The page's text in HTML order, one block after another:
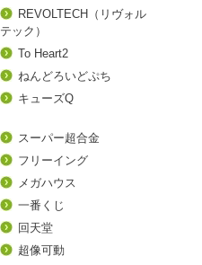
REVOLTECH（リヴォル
テック）
To Heart2
ねんどろいどぷち
キューズQ
スーパー超合金
フリーイング
メガハウス
一番くじ
回天堂
超像可動